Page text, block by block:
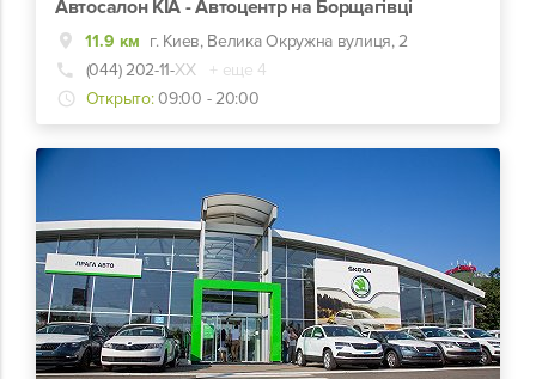
Автосалон KIA - Автоцентр на Борщагівці
11.9 км г. Киев, Велика Окружна вулиця, 2
(044) 202-11-ХХ
+ еще 4
Открыто: 09:00 - 20:00